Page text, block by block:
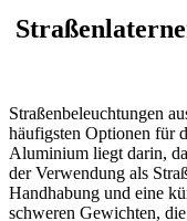
Straßenbeleuchtungen
häufigsten Optionen für
Aluminium liegt darin,
der Verwendung als
Handhabung und eine
schweren Gewichten,